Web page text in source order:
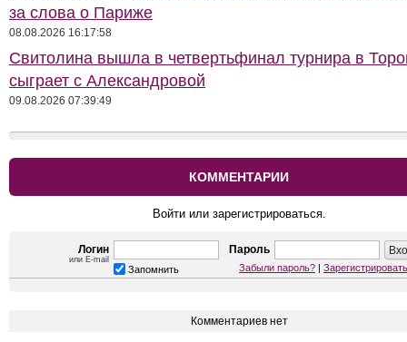
за слова о Париже
08.08.2026 16:17:58
Свитолина вышла в четвертьфинал турнира в
сыграет с Александровой
09.08.2026 07:39:49
КОММЕНТАРИИ
Войти или зарегистрироваться.
Логин
или E-mail
Пароль
Запомнить Забыли пароль? |
Комментариев нет